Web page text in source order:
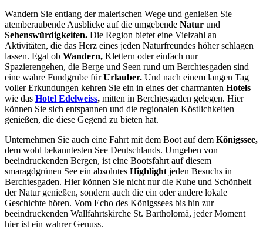
Wandern Sie entlang der malerischen Wege und genießen Sie
atemberaubende Ausblicke auf die umgebende Natur und
Sehenswürdigkeiten. Die Region bietet eine Vielzahl an
Aktivitäten, die das Herz eines jeden Naturfreundes höher schlagen
lassen. Egal ob Wandern, Klettern oder einfach nur
Spazierengehen, die Berge und Seen rund um Berchtesgaden sind
eine wahre Fundgrube fürUrlauber. Und nach einem langen Tag
voller Erkundungen kehren Sie ein in eines der charmanten Hotels
wie das Hotel Edelweiss, mitten in Berchtesgaden gelegen. Hier
können Sie sich entspannen und die regionalen Köstlichkeiten
genießen, die diese Gegend zu bieten hat.
Unternehmen Sie auch eine Fahrt mit dem Boot auf dem Königssee,
dem wohl bekanntesten See Deutschlands. Umgeben von
beeindruckenden Bergen, ist eine Bootsfahrt auf diesem
smaragdgrünen See ein absolutes Highlightjeden Besuchs in
Berchtesgaden. Hier können Sie nicht nur die Ruhe und Schönheit
der Natur genießen, sondern auch die ein oder andere lokale
Geschichte hören. Vom Echo des Königssees bis hin zur
beeindruckenden Wallfahrtskirche St. Bartholomä, jeder Moment
hier ist ein wahrer Genuss.